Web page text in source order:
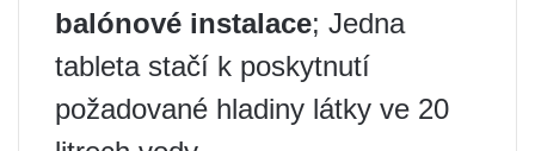
balónové instalace; Jedna
tableta stačí k poskytnutí
požadované hladiny látky ve 20